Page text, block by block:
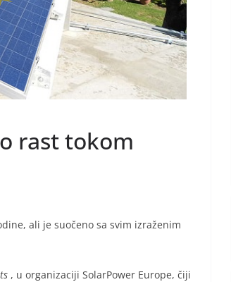
rast tokom
ali je suočeno sa svim izraženim
, u organizaciji SolarPower Europe, čiji